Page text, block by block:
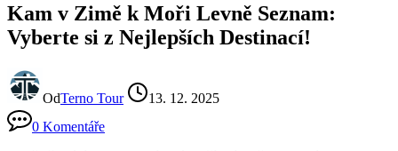
Kam v Zimě k Moři Levně Seznam:
Vyberte si z Nejlepších Destinací!
OdTerno Tour
13. 12. 2025
0 Komentáře